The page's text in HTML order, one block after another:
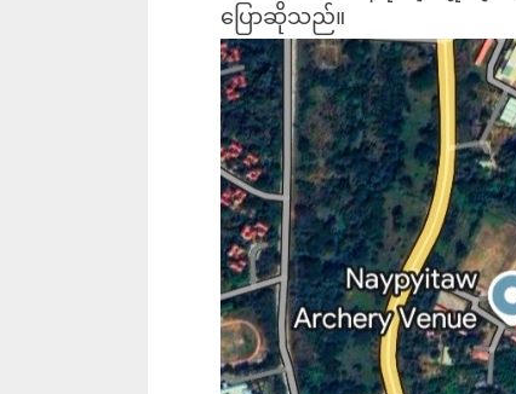
ပြောဆိုသည်။